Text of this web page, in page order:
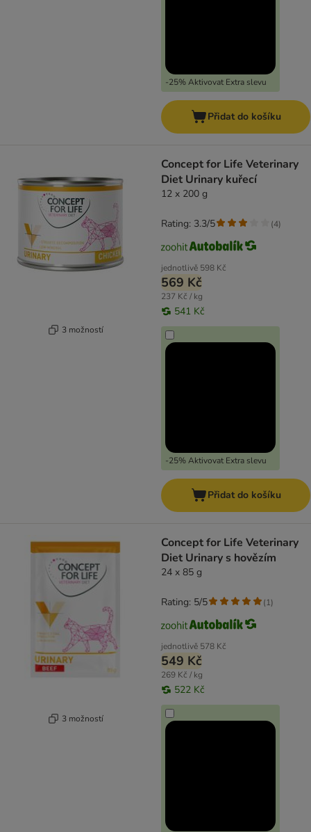
-25% Aktivovat Extra slevu
Přidat do košíku
3 možností
Concept for Life Veterinary
Diet Urinary kuřecí
12 x 200 g
jednotlivě 598 Kč
569 Kč
237 Kč / kg
541 Kč
-25% Aktivovat Extra slevu
Rating: 3.3/5 (4)
Přidat do košíku
3 možností
Concept for Life Veterinary
Diet Urinary s hovězím
24 x 85 g
jednotlivě 578 Kč
549 Kč
269 Kč / kg
522 Kč
Rating: 5/5 (1)